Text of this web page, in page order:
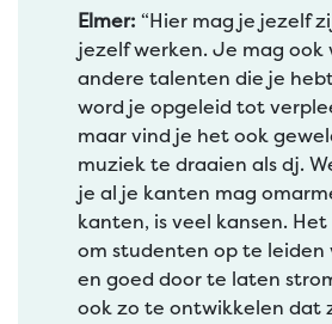
Elmer: “Hier mag je jezelf
jezelf werken. Je mag ook
andere talenten die je
word je opgeleid tot
maar vind je het ook
muziek te draaien als dj.
je al je kanten mag
kanten, is veel kansen. Het
om studenten op te leiden
en goed door te laten
ook zo te ontwikkelen dat